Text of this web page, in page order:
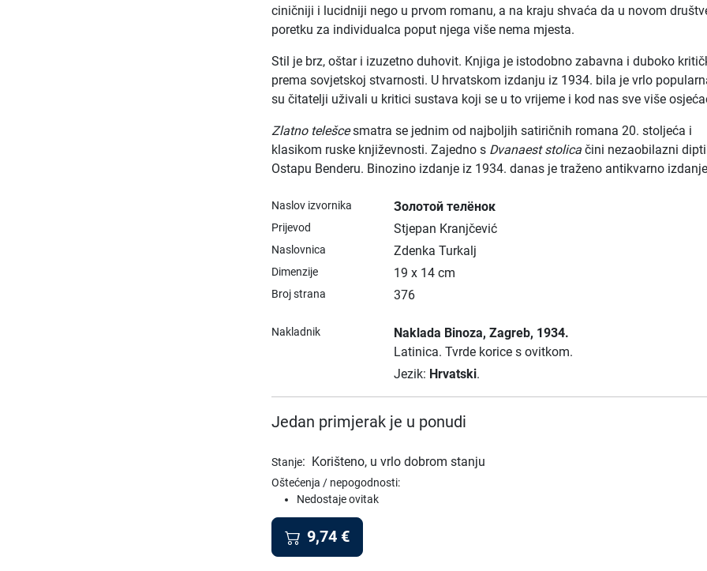
ciničniji i lucidniji nego u prvom romanu, a na kraju shvaća da u novom
poretku za individualca poput njega više nema mjesta.
Stil je brz, oštar i izuzetno duhovit. Knjiga je istodobno zabavna i duboko
prema sovjetskoj stvarnosti. U hrvatskom izdanju iz 1934. bila je vrlo
su čitatelji uživali u kritici sustava koji se u to vrijeme i kod nas sve više
Zlatno telešcesmatra se jednim od najboljih satiričnih romana 20. stoljeća i
klasikom ruske književnosti. Zajedno s Dvanaest stolica čini nezaobilazni
Ostapu Benderu. Binozino izdanje iz 1934. danas je traženo antikvarno
Naslov izvornika Золотой телёнок
Prijevod Stjepan Kranjčević
Naslovnica Zdenka Turkalj
Dimenzije 19 x 14 cm
Broj strana 376
Nakladnik Naklada Binoza, Zagreb, 1934.
Latinica. Tvrde korice s ovitkom.
Jezik: Hrvatski.
Jedan primjerak je u ponudi
Stanje: Korišteno, u vrlo dobrom stanju
Oštećenja / nepogodnosti:
Nedostaje ovitak
9,74 €